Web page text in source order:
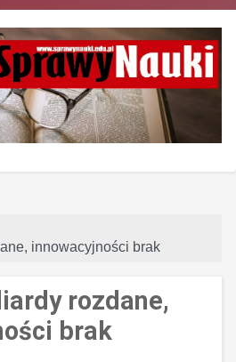
innowacyjności brak
rozdane,
brak